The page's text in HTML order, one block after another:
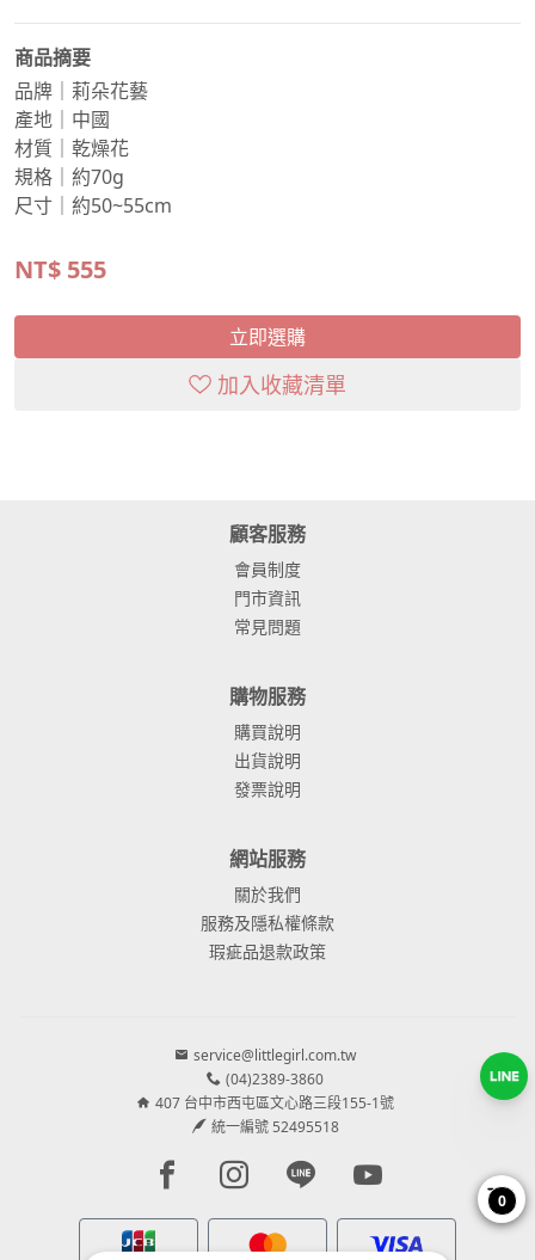
商品摘要
品牌｜莉朵花藝
產地｜中國
材質｜乾燥花
規格｜約70g
尺寸｜約50~55cm
NT$ 555
立即選購
加入收藏清單
顧客服務
會員制度
門市資訊
常見問題
購物服務
購買說明
出貨說明
發票說明
網站服務
關於我們
服務及隱私權條款
瑕疵品退款政策
service@littlegirl.com.tw
(04)2389-3860
407 台中市西屯區文心路三段155-1號
統一編號 52495518
Facebook page
Instagram page
Line pageYoutube page
0